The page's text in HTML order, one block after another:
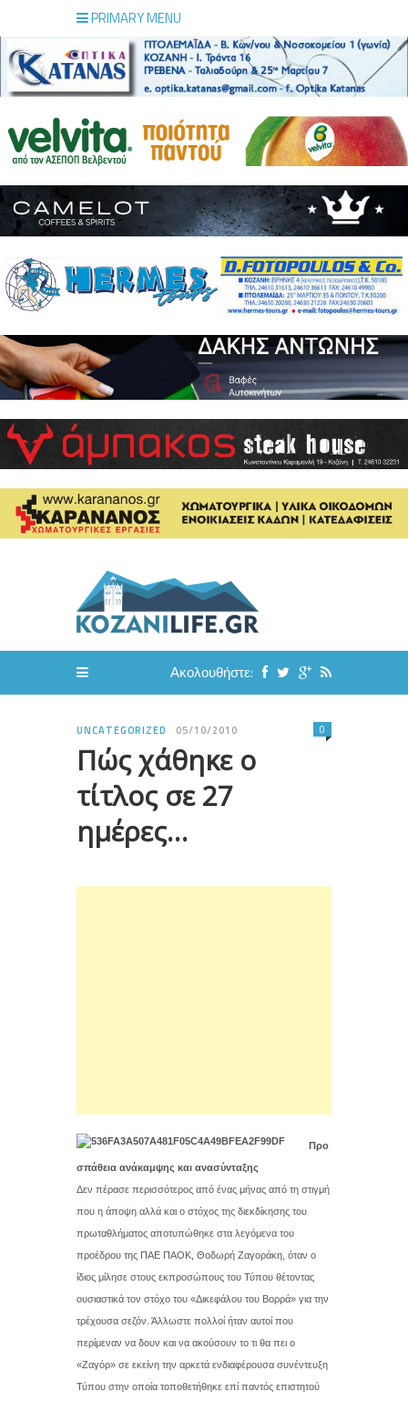
PRIMARY MENU
Ακολουθήστε:
UNCATEGORIZED 05/10/2010
Πώς χάθηκε ο
τίτλος σε 27
ημέρες…
0
Προ
σπάθεια ανάκαμψης και ανασύνταξης
Δεν πέρασε περισσότερος από ένας μήνας από τη στιγμή
που η άποψη αλλά και ο στόχος της διεκδίκησης του
πρωταθλήματος αποτυπώθηκε στα λεγόμενα του
προέδρου της ΠΑΕ ΠΑΟΚ, Θοδωρή Ζαγοράκη, όταν ο
ίδιος μίλησε στους εκπροσώπους του Τύπου θέτοντας
ουσιαστικά τον στόχο του «Δικεφάλου του Βορρά» για την
τρέχουσα σεζόν. Άλλωστε πολλοί ήταν αυτοί που
περίμεναν να δουν και να ακούσουν το τι θα πει ο
«Ζαγόρ» σε εκείνη την αρκετά ενδιαφέρουσα συνέντευξη
Τύπου στην οποία τοποθετήθηκε επί παντός επιστητού